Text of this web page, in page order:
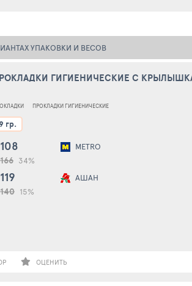
УПАКОВКИ И ВЕСОВ
ГИГИЕНИЧЕСКИЕ С
ПРОКЛАДКИ ГИГИЕНИЧЕСКИЕ
9 гр.
108
166 34%
METRO
119
140 15%
АШАН
ОЦЕНИТЬ